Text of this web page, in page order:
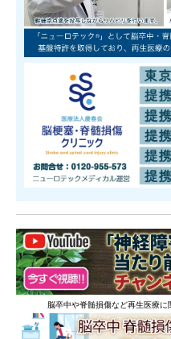
脳卒中や脊髄損傷など再生医療に